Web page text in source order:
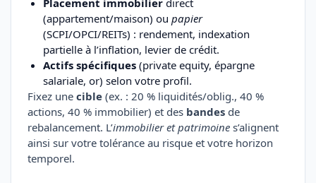
(appartement/maison) ou papier
(SCPI/OPCI/REITs) : rendement, indexation
partielle à l’inflation, levier de crédit.
Actifs spécifiques (private equity, épargne
salariale, or) selon votre profil.
Fixez une cible(ex. : 20 % liquidités/oblig., 40 %
actions, 40 % immobilier) et des bandesde
rebalancement. L’immobilier et patrimoines’alignent
ainsi sur votre tolérance au risque et votre horizon
temporel.